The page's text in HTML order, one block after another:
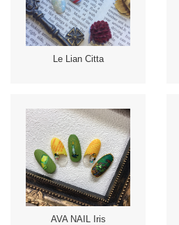
Le Lian Citta
AVA NAIL Iris